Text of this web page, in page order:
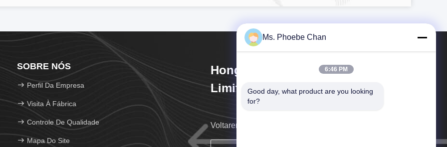
SOBRE NÓS
Perfil Da Empresa
Visita À Fábrica
Controle De Qualidade
Mapa Do Site
HongKong Guanke Industrial
Limited
Voltaremos a ligar-lhe o mais depressa possível.
Ms. Phoebe Chan
6:46 PM
Good day, what product are you looking
for?